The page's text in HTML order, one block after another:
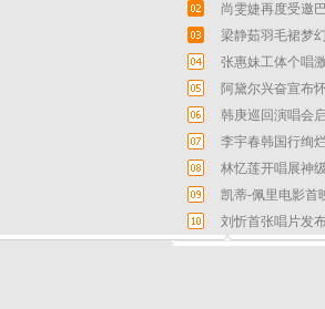
尚雯婕再度受邀
梁静茹羽毛裙梦
张惠妹工体个唱
阿黛尔兴奋宣布
韩庚巡回演唱会
李宇春韩国行绚
林忆莲开唱展神
凯蒂-佩里电影首
刘忻首张唱片发